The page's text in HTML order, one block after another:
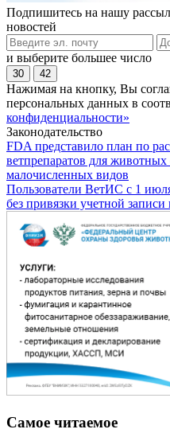
Подпишитесь на нашу
новостей
и выберите большее число
30 42
Нажимая на кнопку, Вы
персональных данных в
конфиденциальности»
Законодательство
FDA представило план по
ветпрепаратов для
малочисленных видов
Пользователи ВетИС с 1
без привязки учетной записи
Самое читаемое